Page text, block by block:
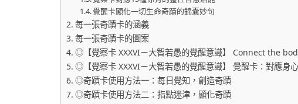
覺醒卡顯化一切生命奇蹟的錦囊妙句​
每一張奇蹟卡的涵義
每一張奇蹟卡的圖案
◎【覺察卡 XXXVI－大智若愚的覺醒意識】 Connect the
◎【覺察卡 XXXVI－大智若愚的覺醒意識】 覺醒卡：對應身
◎奇蹟卡使用方法一：每日覺知，創造奇蹟
◎奇蹟卡使用方法二：指點迷津，顯化奇蹟